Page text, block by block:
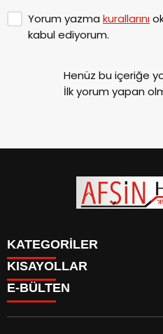
Yorum yazma kurallarını
kabul ediyorum.
Henüz bu içeriğe
İlk yorum yapan
KATEGORİLER
SİYASET
EĞİTİM
KISAYOLLAR
SİYASET
EĞİTİM
E-BÜLTEN